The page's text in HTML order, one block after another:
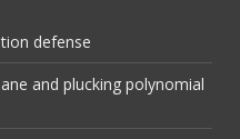
defense
and plucking polynomial